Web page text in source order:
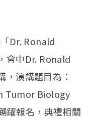
Dr. Ronald
會中Dr. Ronald
演講題目為：
Tumor Biology
躍報名，典禮相關